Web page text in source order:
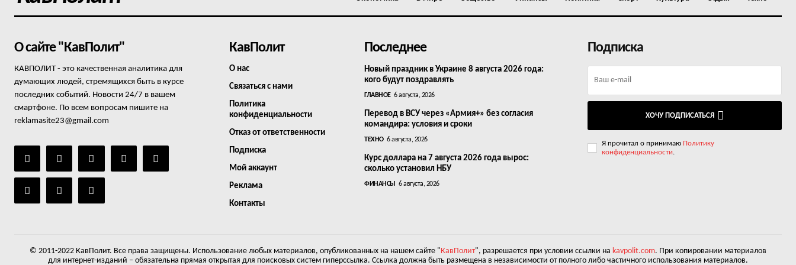
О сайте "КавПолит"
КАВПОЛИТ - это качественная аналитика для
думающих людей, стремящихся быть в курсе
последних событий. Новости 24/7 в вашем
смартфоне. По всем вопросам пишите на
reklamasite23@gmail.com
КавПолит
О нас
Связаться с нами
Политика
конфиденциальности
Отказ от ответственности
Подписка
Мой аккаунт
Реклама
Контакты
Последнее
Новый праздник в Украине 8 августа 2026 года:
кого будут поздравлять
ГЛАВНОЕ 6 августа, 2026
Перевод в ВСУ через «Армия+» без согласия
командира: условия и сроки
ТЕХНО 6 августа, 2026
Курс доллара на 7 августа 2026 года вырос:
сколько установил НБУ
ФИНАНСЫ 6 августа, 2026
Подписка
ХОЧУ ПОДПИСАТЬСЯ
Я прочитал о принимаю Политику
конфиденциальности.
© 2011-2022 КавПолит. Все права защищены. Использование любых материалов, опубликованных на нашем сайте " КавПолит", разрешается при условии ссылки на kavpolit.com. При копировании материалов
для интернет-изданий – обязательна прямая открытая для поисковых систем гиперссылка. Ссылка должна быть размещена в независимости от полного либо частичного использования материалов.